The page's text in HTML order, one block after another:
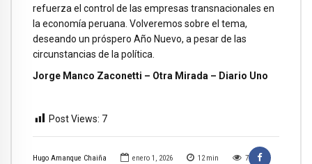
Hugo Amanque Chaiña enero 1, 2026 12 min 7
refuerza el control de las empresas transnacionales en
la economía peruana. Volveremos sobre el tema,
deseando un próspero Año Nuevo, a pesar de las
circunstancias de la política.
Jorge Manco Zaconetti – Otra Mirada – Diario Uno
Post Views: 7